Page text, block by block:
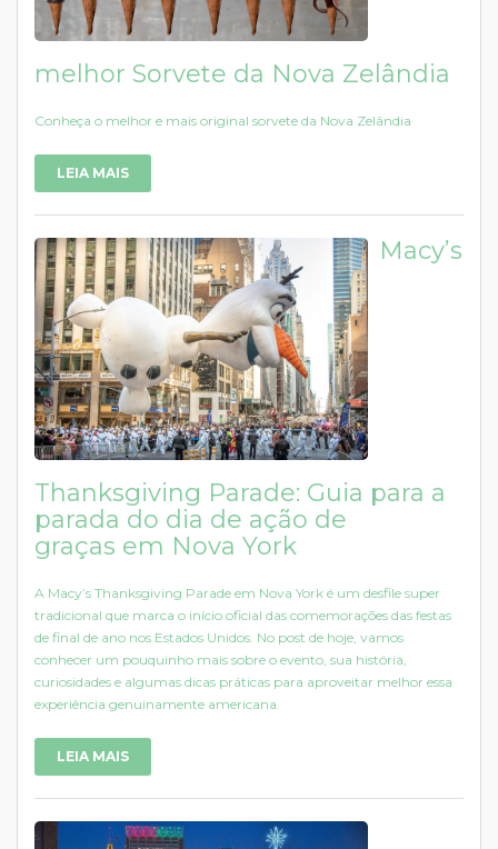
melhor Sorvete da Nova Zelândia
Conheça o melhor e mais original sorvete da Nova Zelândia
LEIA MAIS
Macy’s
Thanksgiving Parade: Guia para a
parada do dia de ação de
graças em Nova York
A Macy’s Thanksgiving Parade em Nova York é um desfile super
tradicional que marca o início oficial das comemorações das festas
de final de ano nos Estados Unidos. No post de hoje, vamos
conhecer um pouquinho mais sobre o evento, sua história,
curiosidades e algumas dicas práticas para aproveitar melhor essa
experiência genuinamente americana.
LEIA MAIS